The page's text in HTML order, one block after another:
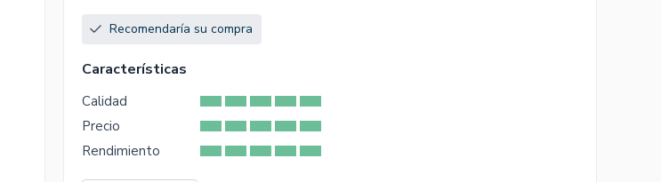
Recomendaría su compra
Características
Calidad
Precio
Rendimiento